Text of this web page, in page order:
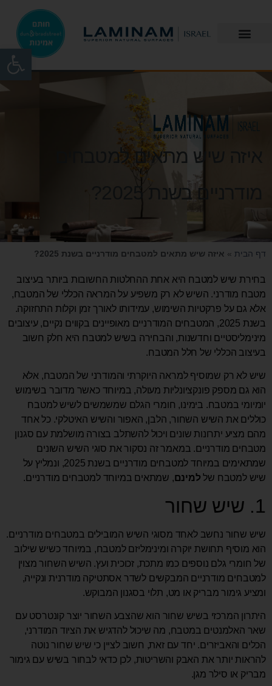
איזה שיש מתאים למטבחים
מודרניים בשנת 2025?
דף הבית » איזה שיש מתאים למטבחים מודרניים בשנת 2025?
בחירת שיש למטבח היא אחת ההחלטות החשובות ביותר בעיצוב
מטבח מודרני. השיש לא רק משפיע על המראה הכללי של המטבח,
אלא גם על פרקטיות השימוש, עמידותו לאורך זמן וקלות התחזוקה.
בשנת 2025, המטבחים המודרניים מאופיינים בקווים נקיים, עיצובים
מינימליסטיים וחדשנות, והבחירה בשיש למטבח היא חלק חשוב
בעיצוב הכללי של חלל המטבח.
שיש לא רק שמוסיף למראה היוקרתי והמודרני של המטבח, אלא
הוא גם מספק פונקציונליות מעולה, במיוחד כאשר מדובר בשימוש
יומיומי במטבח. בימינו, חומרי הגלם שמשמשים לשיש למטבח
כוללים את השיש השחור, הלבן, האפור והשיש האיטלקי. כל אחד
מהם מציע יתרונות שונים ויכול להשתלב בצורה מושלמת עם סגנון
מטבחים מודרניים. במאמר זה נסקור את סוגי השיש השונים
שמתאימים במיוחד למטבחים מודרניים בשנת 2025, ונמליץ על
שיש למטבח של למינם, שמתאים במיוחד למטבחים מודרניים.
1. שיש שחור
שיש שחור נחשב לאחד מסוגי השיש המובילים במטבחים מודרניים.
הוא מוסיף תחושת יוקרה ומינימליזם למטבח, במיוחד כשיש שילוב
של חומרי גלם נוספים כמו מתכת, זכוכית ועץ. השיש השחור מצוין
למטבחים מודרניים המבקשים לשדר אסתטיקה מודרנית ונקייה,
ומציע גימור מבריק או מט, תלוי בסגנון המבוקש.
היתרון המרכזי בשיש שחור הוא שהצבע השחור יוצר קונטרסט עם
שאר האלמנטים במטבח, מה שיכול להדגיש את הציוד המודרני,
הכלים והאביזרים. יחד עם זאת, חשוב לציין כי שיש שחור נוטה
להראות יותר את האבק והשריטות, לכן כדאי לבחור בשיש עם גימור
מבריק או סילר מגן.